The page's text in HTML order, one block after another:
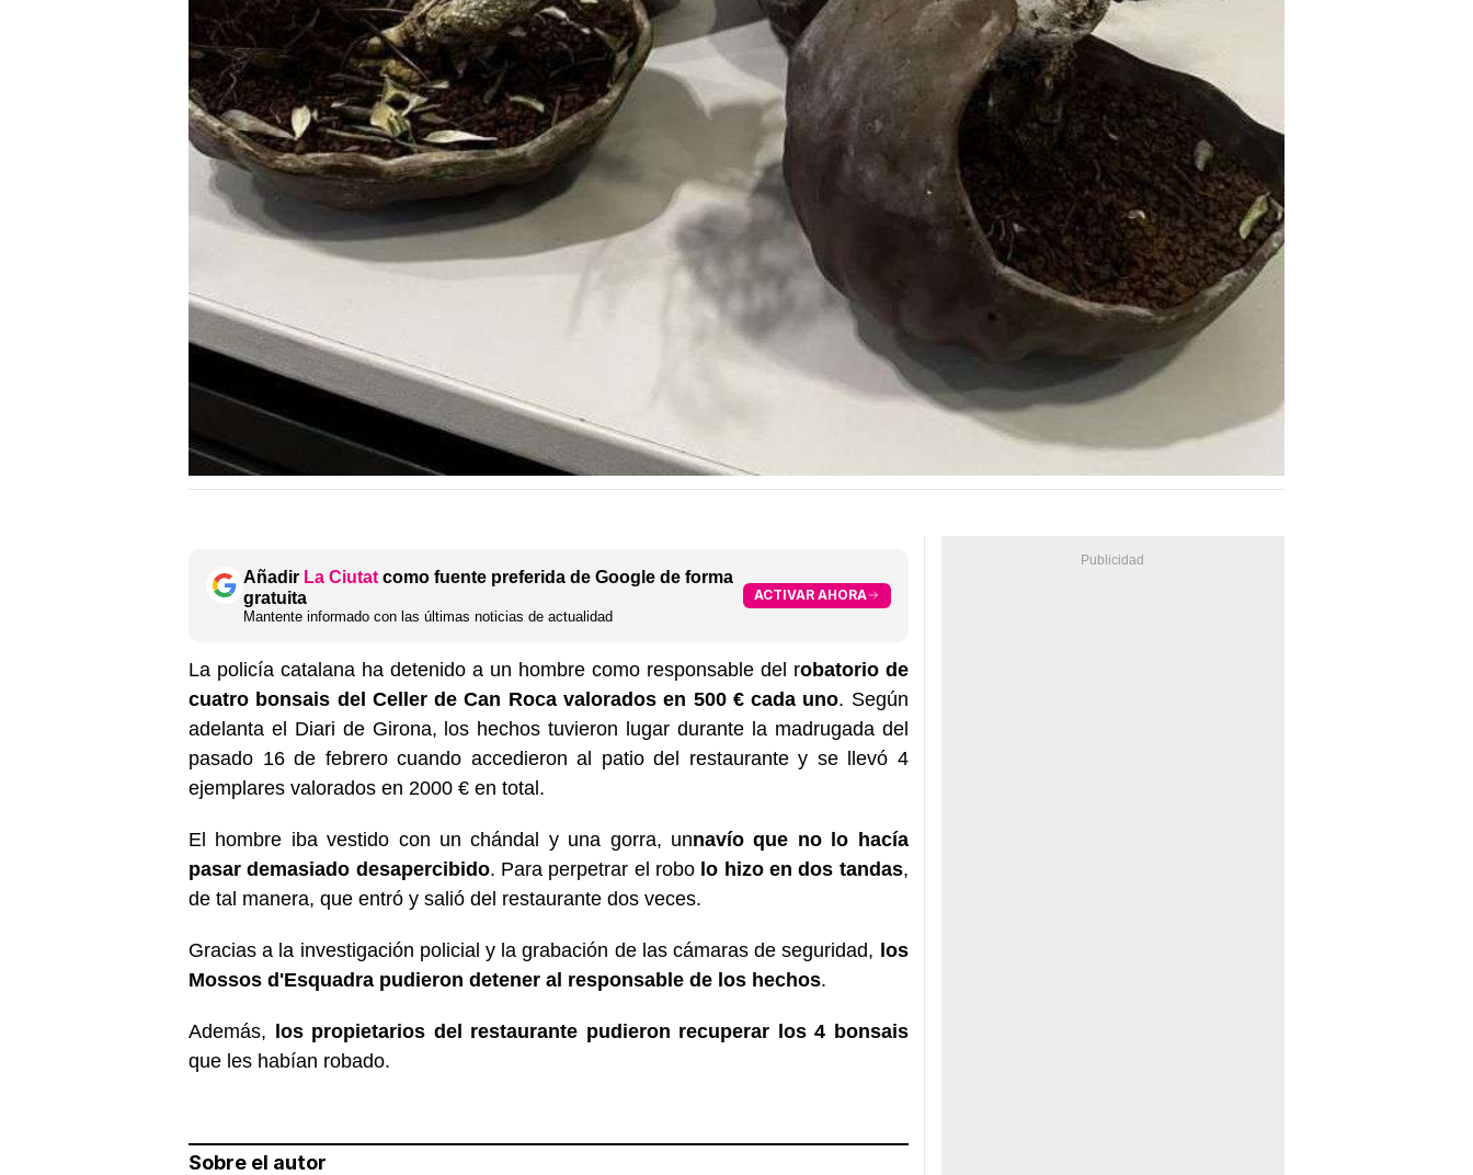
Añadir La Ciutat como fuente preferida de Google de forma
gratuita
Mantente informado con las últimas noticias de actualidad
ACTIVAR AHORA
La policía catalana ha detenido a un hombre como responsable del robatorio de
cuatro bonsais del Celler de Can Roca valorados en 500 € cada uno. Según
adelanta el Diari de Girona, los hechos tuvieron lugar durante la madrugada del
pasado 16 de febrero cuando accedieron al patio del restaurante y se llevó 4
ejemplares valorados en 2000 € en total.
El hombre iba vestido con un chándal y una gorra, unnavío que no lo hacía
pasar demasiado desapercibido. Para perpetrar el robo lo hizo en dos tandas,
de tal manera, que entró y salió del restaurante dos veces.
Gracias a la investigación policial y la grabación de las cámaras de seguridad, los
Mossos d'Esquadra pudieron detener al responsable de los hechos.
Además, los propietarios del restaurante pudieron recuperar los 4 bonsais
que les habían robado.
Sobre el autor